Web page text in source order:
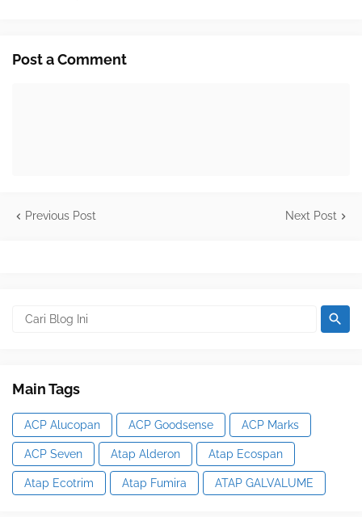
Post a Comment
Previous Post Next Post
Main Tags
ACP Alucopan ACP Goodsense ACP Marks
ACP Seven Atap Alderon Atap Ecospan
Atap Ecotrim Atap Fumira ATAP GALVALUME